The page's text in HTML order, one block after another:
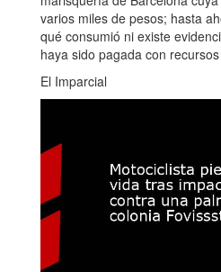
varios miles de pesos; hasta
qué consumió ni existe
haya sido pagada con
El Imparcial